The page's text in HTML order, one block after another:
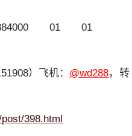
01 01
）飞机： @wd288，转
398.html